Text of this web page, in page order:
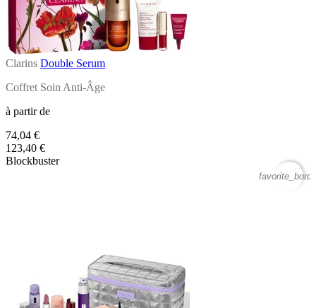
Clarins Double Serum
Coffret Soin Anti-Âge
à partir de
74,04 €
123,40 €
Blockbuster